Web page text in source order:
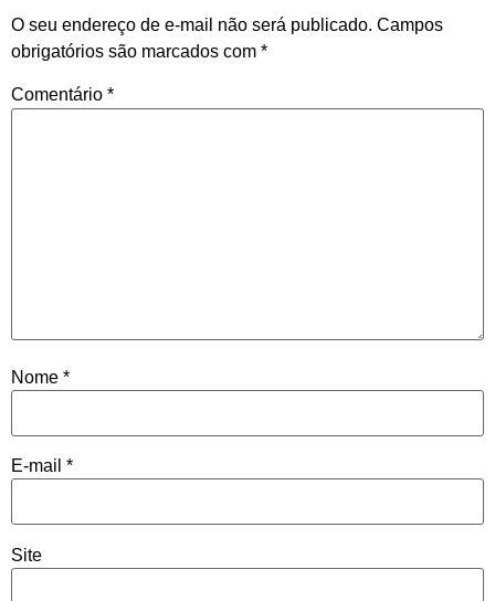
O seu endereço de e-mail não será publicado. Campos
obrigatórios são marcados com *
Comentário *
Nome *
E-mail *
Site